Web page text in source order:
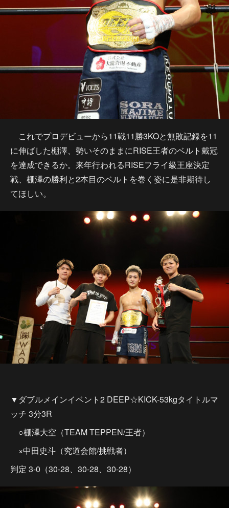
これでプロデビューから11戦11勝3KOと無敗記録を11
に伸ばした棚澤、勢いそのままにRISE王者のベルト戴冠
を達成できるか。来年行われるRISEフライ級王座決定
戦、棚澤の勝利と2本目のベルトを巻く姿に是非期待し
てほしい。
▼ダブルメインイベント2 DEEP☆KICK-53kgタイトルマ
ッチ 3分3R
○棚澤大空（TEAM TEPPEN/王者）
×中田史斗（究道会館/挑戦者）
判定 3-0（30-28、30-28、30-28）